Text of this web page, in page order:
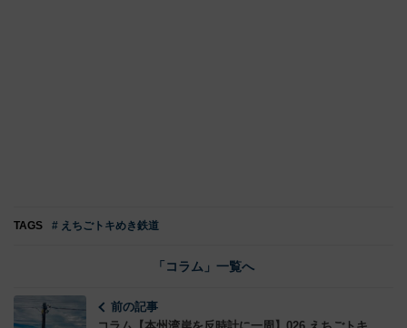
TAGS # えちごトキめき鉄道
「コラム」一覧へ
前の記事